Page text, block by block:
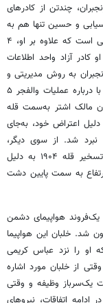
رنجبران، چندتن از کادرهای
افراسیابی و حسین تنها هم به
شهادت رسیدند. جواد افراسیابی فرزند خانواده افراسیابی است که علاوه بر او، ۴
آزاد واحد اطلاعات
به روش مدیریتی و
نحوه برخورد برخی از مسئولین رده بالای قرارگاه خاتم با درباره عملیات والفجر ۵
مالک اشتر به‌سمت قله
دلیل اعتراض خود، به‌جای
شد. از سوی دیگر،
نیروهای گردان مالک در این مرحله عملیات، پس از تسخیر قله ۱۹۰۴ به دلیل
به سمت پایین دشت
۱۰ و ۲۰ دقیقه صبح روز ۱۲ آبان، یک‌فروند هواپیمای دشمن
شد. خلبان این هواپیما
او را نزد عباس کریمی
وقتی از خلبان مورد اشاره
وظیفه و وقتی